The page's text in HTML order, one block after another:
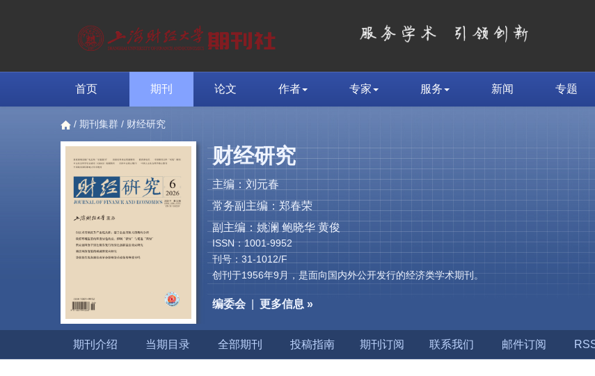
首页 期刊 论文 作者 专家 服务 新闻 专题
/ 期刊集群 / 财经研究
财经研究
主编：刘元春
常务副主编：郑春荣
副主编：姚澜 鲍晓华 黄俊
ISSN：1001-9952
刊号：31-1012/F
创刊于1956年9月，是面向国内外公开发行的经济类学术期刊。
编委会 更多信息 »
期刊介绍 当期目录 全部期刊 投稿指南 期刊订阅 联系我们 邮件订阅